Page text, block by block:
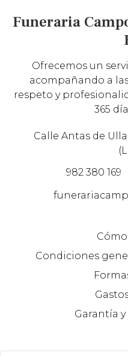
Funeraria
Ofrecemos un
acompañando a
respeto y
365
Calle Antas de
982 380 169
Condiciones
Garantía